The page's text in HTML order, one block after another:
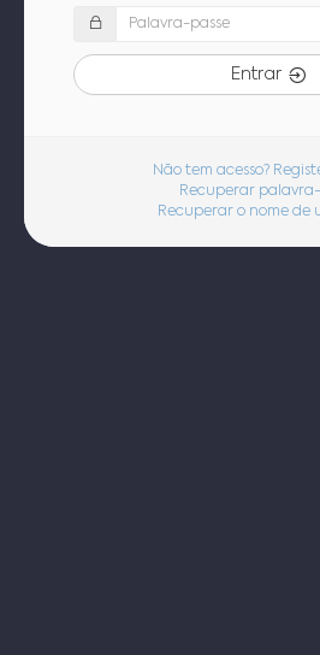
Entrar
Não tem acesso?
Recuperar
Recuperar o nome de